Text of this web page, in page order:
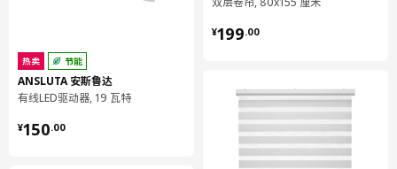
热卖 节能
ANSLUTA 安斯鲁达
有线LED驱动器, 19 瓦特
¥150.00
¥ 150.00
¥199.00
¥ 199.00